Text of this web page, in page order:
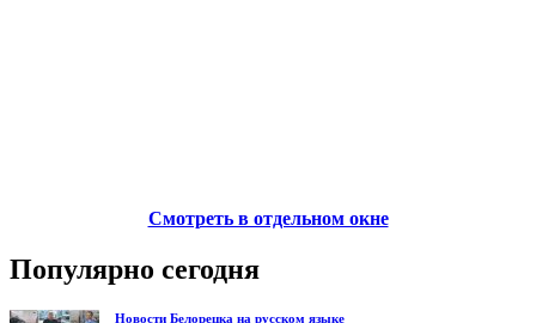
Смотреть в отдельном окне
Популярно сегодня
Новости Белорецка на русском языке